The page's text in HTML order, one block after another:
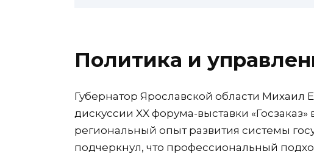
Политика и
Губернатор Ярославской области Михаил
дискуссии XX форума-выставки
региональный опыт развития системы
подчеркнул, что профессиональный